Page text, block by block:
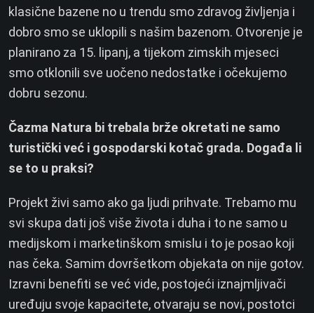
klasične bazene no u trendu smo zdravog življenja i
dobro smo se uklopili s našim bazenom. Otvorenje je
planirano za 15. lipanj, a tijekom zimskih mjeseci
smo otklonili sve uočeno nedostatke i očekujemo
dobru sezonu.
Čazma Natura bi trebala brže okretati ne samo
turistički već i gospodarski kotač grada. Događa li
se to u praksi?
Projekt živi samo ako ga ljudi prihvate. Trebamo mu
svi skupa dati još više života i duha i to ne samo u
medijskom i marketinškom smislu i to je posao koji
nas čeka. Samim dovršetkom objekata on nije gotov.
Izravni benefiti se već vide, postojeći iznajmljivači
uređuju svoje kapacitete, otvaraju se novi, postotci